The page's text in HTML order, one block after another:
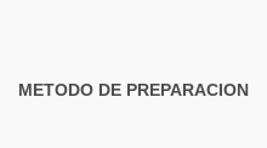
METODO DE PREPARACION